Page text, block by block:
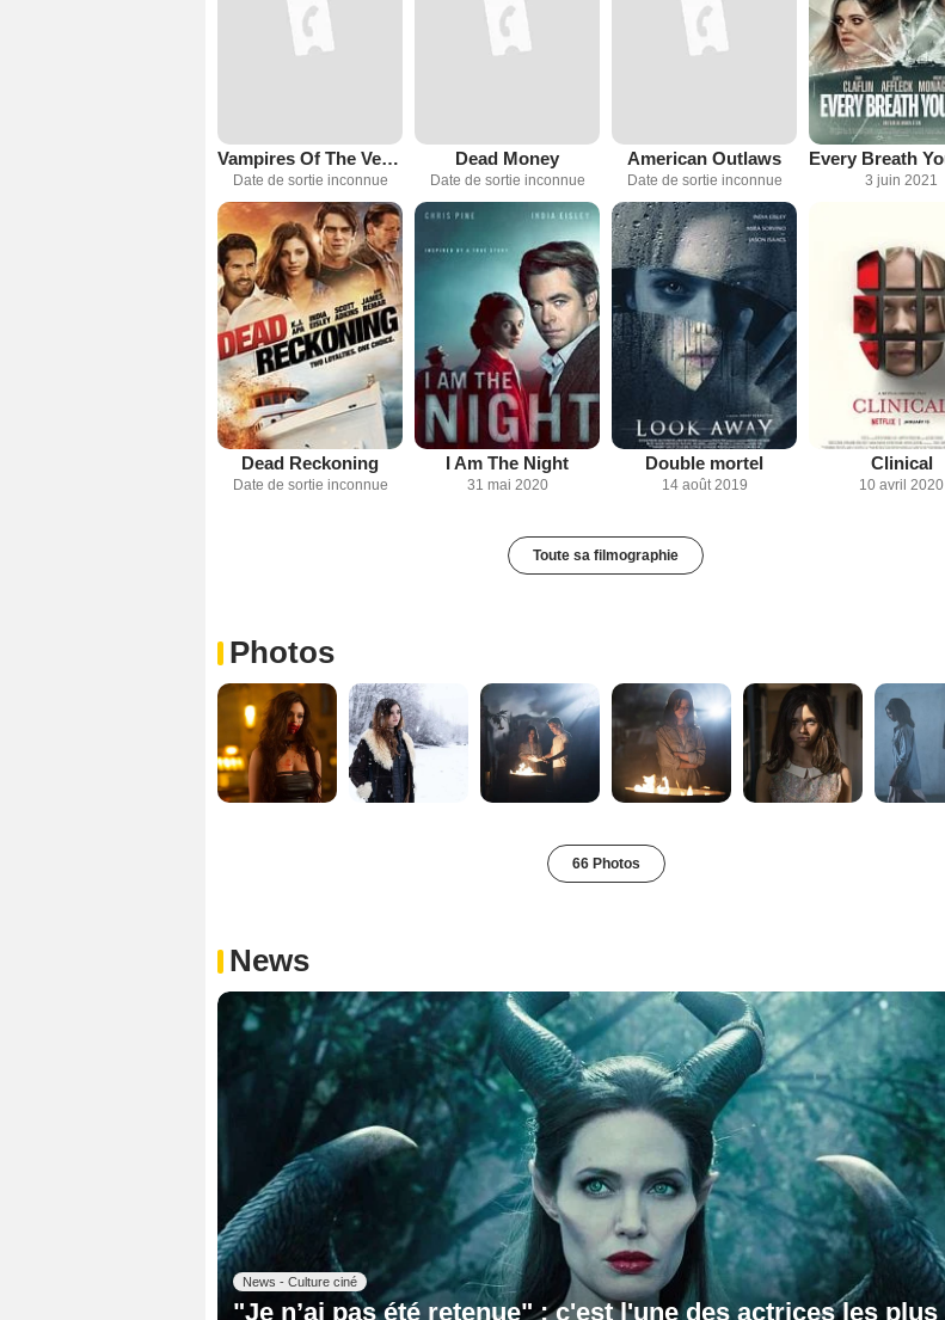
Vampires Of The Velvet Lounge
Date de sortie inconnue
Dead Money
Date de sortie inconnue
American Outlaws
Date de sortie inconnue 3 juin 2021
Dead Reckoning
Date de sortie inconnue
I Am The Night
31 mai 2020
Double mortel
14 août 2019
Clinical
10 avril 2020
Toute sa filmographie
Photos
66 Photos
News
News - Culture ciné
"Je n’ai pas été retenue" : c'est l'une des actrices les plus